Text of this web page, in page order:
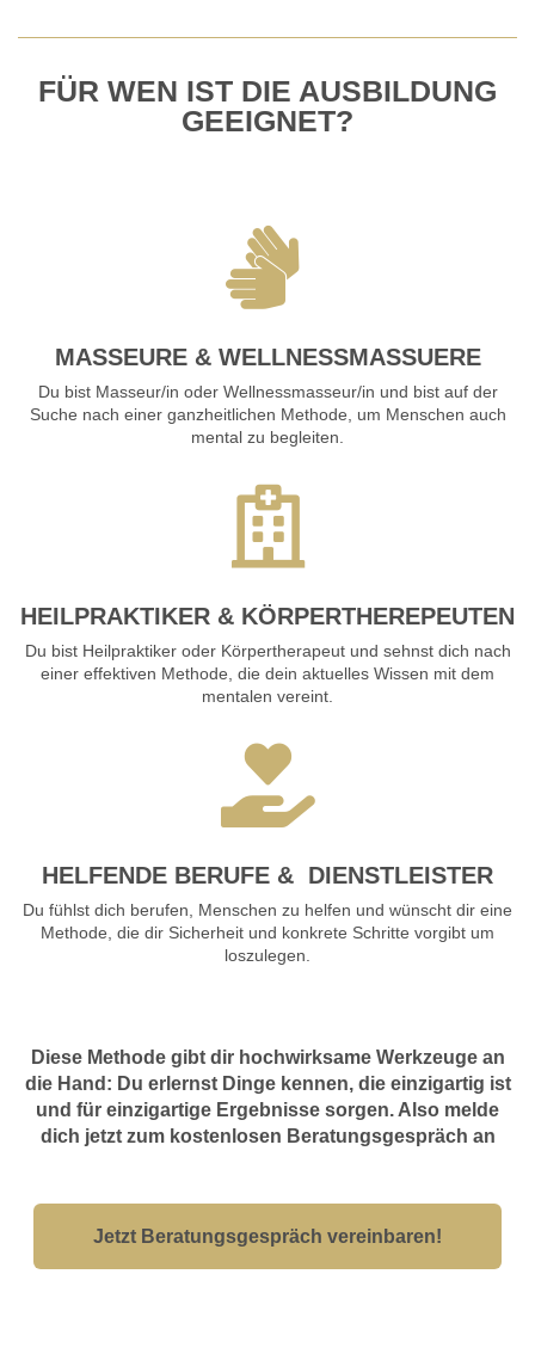
FÜR WEN IST DIE AUSBILDUNG
GEEIGNET?
MASSEURE & WELLNESSMASSUERE
Du bist Masseur/in oder Wellnessmasseur/in und bist auf der
Suche nach einer ganzheitlichen Methode, um Menschen auch
mental zu begleiten.
HEILPRAKTIKER & KÖRPERTHEREPEUTEN
Du bist Heilpraktiker oder Körpertherapeut und sehnst dich nach
einer effektiven Methode, die dein aktuelles Wissen mit dem
mentalen vereint.
HELFENDE BERUFE & DIENSTLEISTER
Du fühlst dich berufen, Menschen zu helfen und wünscht dir eine
Methode, die dir Sicherheit und konkrete Schritte vorgibt um
loszulegen.
Diese Methode gibt dir hochwirksame Werkzeuge an
die Hand: Du erlernst Dinge kennen, die einzigartig ist
und für einzigartige Ergebnisse sorgen. Also melde
dich jetzt zum kostenlosen Beratungsgespräch an
Jetzt Beratungsgespräch vereinbaren!